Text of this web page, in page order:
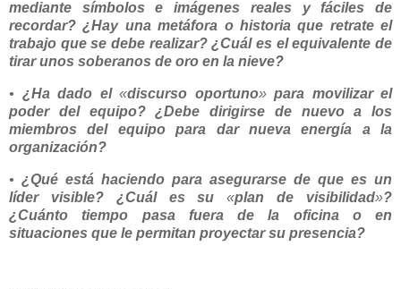
mediante símbolos e imágenes reales y fáciles de
recordar? ¿Hay una metáfora o historia que retrate el
trabajo que se debe realizar? ¿Cuál es el equivalente de
tirar unos soberanos de oro en la nieve?
• ¿Ha dado el «discurso oportuno»para movilizar el
poder del equipo? ¿Debe dirigirse de nuevo a los
miembros del equipo para dar nueva energía a la
organización?
• ¿Qué está haciendo para asegurarse de que es un
líder visible? ¿Cuál es su«plan de visibilidad»?
¿Cuánto tiempo pasa fuera de la oficina o en
situaciones que le permitan proyectar su presencia?